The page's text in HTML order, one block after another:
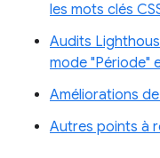
les mots clés
Audits
mode "Période"
Améliorations
Autres points à